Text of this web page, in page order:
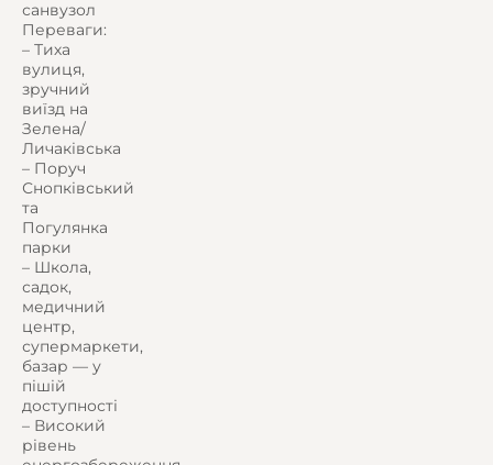
санвузол
Переваги:
– Тиха
вулиця,
зручний
виїзд на
Зелена/
Личаківська
– Поруч
Снопківський
та
Погулянка
парки
– Школа,
садок,
медичний
центр,
супермаркети,
базар — у
пішій
доступності
– Високий
рівень